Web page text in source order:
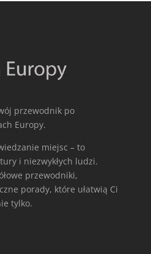
przewodnik po
Europy.
miejsc – to
i niezwykłych ludzi.
przewodniki,
porady, które ułatwią Ci
tylko.